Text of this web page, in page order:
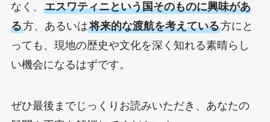
なく、 エスワティニという国そのものに興味があ
る方、あるいは将来的な渡航を考えている方にと
っても、現地の歴史や文化を深く知れる素晴らし
い機会になるはずです。
ぜひ最後までじっくりお読みいただき、あなたの